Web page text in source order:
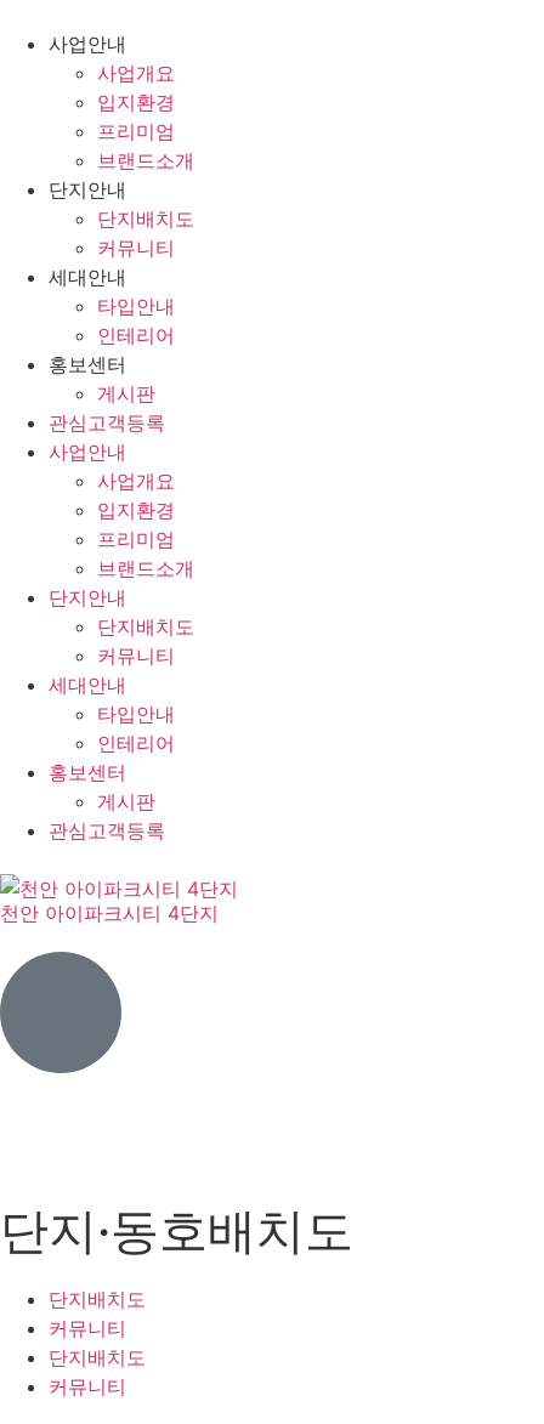
사업안내
사업개요
입지환경
프리미엄
브랜드소개
단지안내
단지배치도
커뮤니티
세대안내
타입안내
인테리어
홍보센터
게시판
관심고객등록
사업안내
사업개요
입지환경
프리미엄
브랜드소개
단지안내
단지배치도
커뮤니티
세대안내
타입안내
인테리어
홍보센터
게시판
관심고객등록
천안 아이파크시티 4단지
단지·동호배치도
단지배치도
커뮤니티
단지배치도
커뮤니티